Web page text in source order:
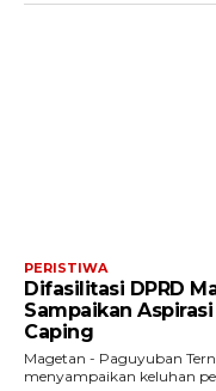
PERISTIWA
Difasilitasi DPRD
Sampaikan
Caping
Magetan - Paguyuban
menyampaikan keluhan